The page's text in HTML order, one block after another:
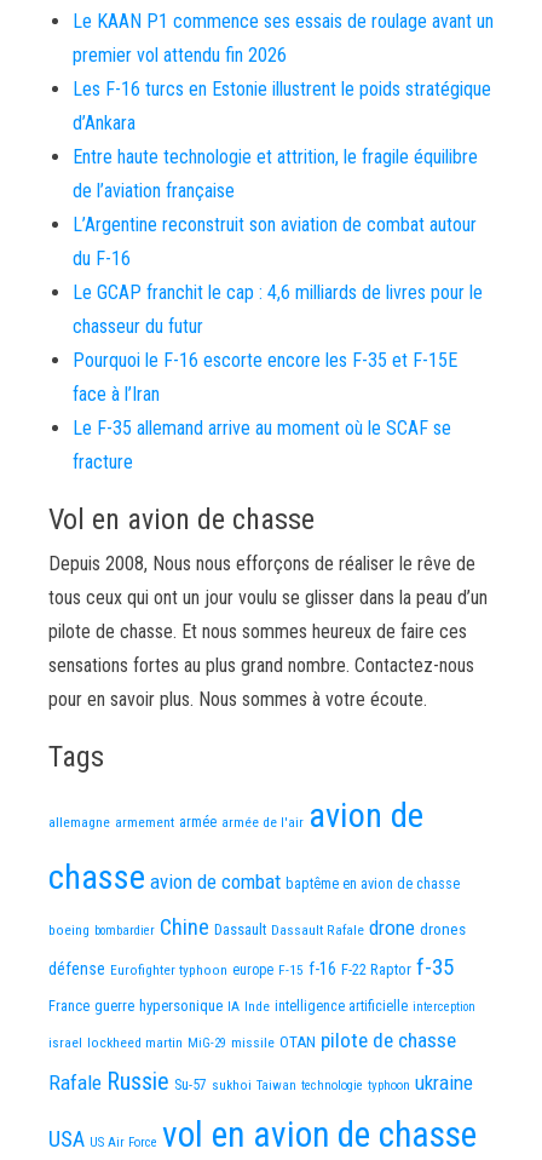
Le KAAN P1 commence ses essais de roulage avant un
premier vol attendu fin 2026
Les F-16 turcs en Estonie illustrent le poids stratégique
d’Ankara
Entre haute technologie et attrition, le fragile équilibre
de l’aviation française
L’Argentine reconstruit son aviation de combat autour
du F-16
Le GCAP franchit le cap : 4,6 milliards de livres pour le
chasseur du futur
Pourquoi le F-16 escorte encore les F-35 et F-15E
face à l’Iran
Le F-35 allemand arrive au moment où le SCAF se
fracture
Vol en avion de chasse
Depuis 2008, Nous nous efforçons de réaliser le rêve de
tous ceux qui ont un jour voulu se glisser dans la peau d’un
pilote de chasse. Et nous sommes heureux de faire ces
sensations fortes au plus grand nombre. Contactez-nous
pour en savoir plus. Nous sommes à votre écoute.
Tags
allemagne armement armée armée de l'air avion de
chasse avion de combat baptême en avion de chasse
boeing bombardier Chine Dassault Dassault Rafale drone drones
défense Eurofighter typhoon europe F-15 f-16 F-22 Raptor f-35
France guerre hypersonique IA Inde intelligence artificielle interception
israel lockheed martin MiG-29 missile OTAN pilote de chasse
Rafale Russie Su-57 sukhoi Taiwan technologie typhoon ukraine
USA US Air Force vol en avion de chasse